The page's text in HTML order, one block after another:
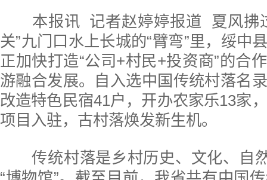
本报讯 记者赵婷婷报道 夏风拂
关”九门口水上长城的“臂弯”里，绥中
正加快打造“公司+村民+投资商”的合
游融合发展。自入选中国传统村落名
改造特色民宿41户，开办农家乐13家
项目入驻，古村落焕发新生机。
传统村落是乡村历史、文化、自然